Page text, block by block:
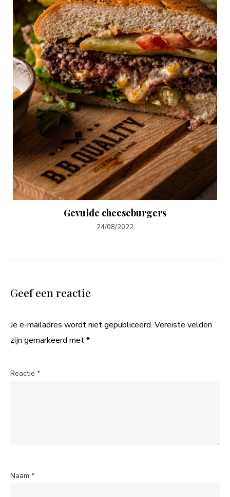
Gevulde cheeseburgers
24/08/2022
Geef een reactie
Je e-mailadres wordt niet gepubliceerd. Vereiste velden
zijn gemarkeerd met*
Reactie *
Naam *